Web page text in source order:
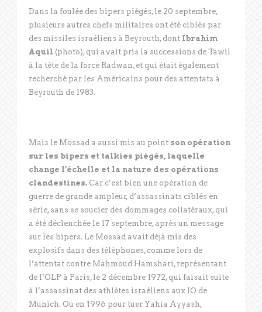
Dans la foulée des bipers piégés, le 20 septembre,
plusieurs autres chefs militaires ont été ciblés par
des missiles israéliens à Beyrouth, dont Ibrahim
Aquil (photo), qui avait pris la successions de Tawil
à la tête de la force Radwan, et qui était également
recherché par les Américains pour des attentats à
Beyrouth de 1983.
Mais le Mossad a aussi mis au point son opération
sur les bipers et talkies piégés, laquelle
change l’échelle et la nature des opérations
clandestines. Car c’est bien une opération de
guerre de grande ampleur, d’assassinats ciblés en
série, sans se soucier des dommages collatéraux, qui
a été déclenchée le 17 septembre, après un message
sur les bipers. Le Mossad avait déjà mis des
explosifs dans des téléphones, comme lors de
l’attentat contre Mahmoud Hamshari, représentant
de l’OLP à Paris, le 2 décembre 1972, qui faisait suite
à l’assassinat des athlètes israéliens aux JO de
Munich. Ou en 1996 pour tuer Yahia Ayyash,